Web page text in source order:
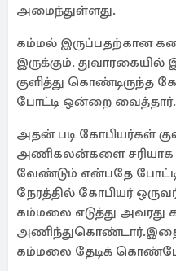
அமைந்துள்ளது.
கம்மல் இருப்பதற்கான
இருக்கும்.
குளித்து கொண்டிருந்த
போட்டி ஒன்றை வைத்தார்.
அதன் படி கோபியர்கள்
அணிகலன்களை
வேண்டும் என்பதே
நேரத்தில் கோபியர்
கம்மலை எடுத்து அவரது
கம்மலை தேடிக்